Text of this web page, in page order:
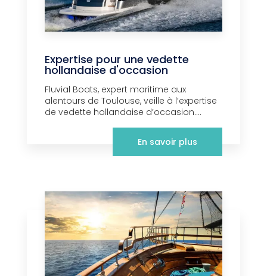
Expertise pour une vedette
hollandaise d'occasion
Fluvial Boats, expert maritime aux
alentours de Toulouse, veille à l’expertise
de vedette hollandaise d’occasion....
En savoir plus